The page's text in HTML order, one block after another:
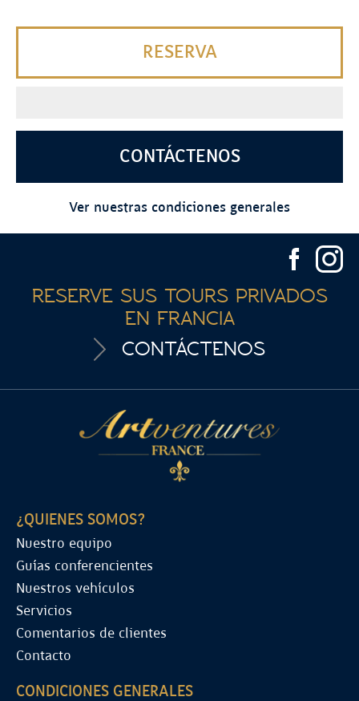
RESERVA
CONTÁCTENOS
Ver nuestras condiciones generales
RESERVE SUS TOURS PRIVADOS
EN FRANCIA
CONTÁCTENOS
¿QUIENES SOMOS?
Nuestro equipo
Guías conferencientes
Nuestros vehículos
Servicios
Comentarios de clientes
Contacto
CONDICIONES GENERALES